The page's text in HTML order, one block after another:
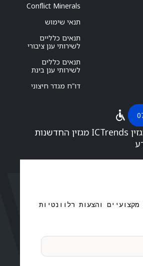
Conflict Minerals
תנאי שימוש
תנאים כלליים
לשירותי ענן ציבורי
תנאים כללים
לשירותי ענן בינת
דו”ח מגדר חיצוני
הרשמו לקבלת מגזין ICTrends מגזין החדשנות